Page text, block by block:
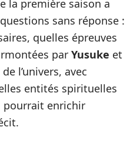
la première saison a
sans réponse :
quelles épreuves
par Yusuke et
l’univers, avec
entités spirituelles
pourrait enrichir